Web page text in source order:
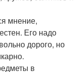
мнение,
Его надо
дорого, но
в